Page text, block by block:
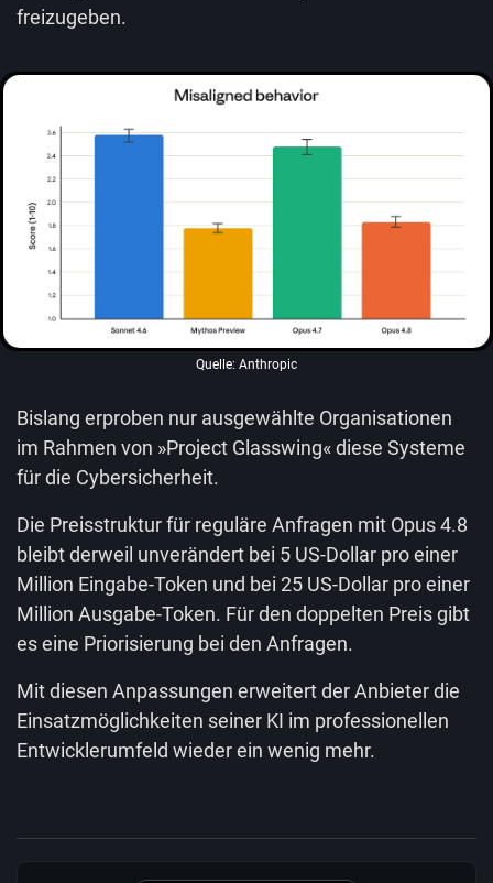
freizugeben.
Quelle: Anthropic
Bislang erproben nur ausgewählte Organisationen
im Rahmen von »Project Glasswing« diese Systeme
für die Cybersicherheit.
Die Preisstruktur für reguläre Anfragen mit Opus 4.8
bleibt derweil unverändert bei 5 US-Dollar pro einer
Million Eingabe-Token und bei 25 US-Dollar pro einer
Million Ausgabe-Token. Für den doppelten Preis gibt
es eine Priorisierung bei den Anfragen.
Mit diesen Anpassungen erweitert der Anbieter die
Einsatzmöglichkeiten seiner KI im professionellen
Entwicklerumfeld wieder ein wenig mehr.